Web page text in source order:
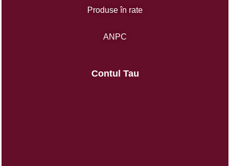
Produse în rate
ANPC
Contul Tau